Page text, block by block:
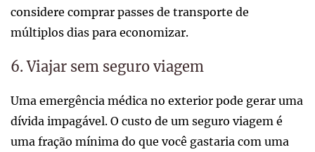
considere comprar passes de transporte de
múltiplos dias para economizar.
6. Viajar sem seguro viagem
Uma emergência médica no exterior pode gerar uma
dívida impagável. O custo de um seguro viagem é
uma fração mínima do que você gastaria com uma